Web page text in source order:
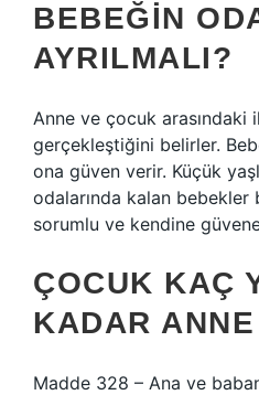
BEBEĞIN
AYRILMALI?
Anne ve çocuk arasındaki
gerçekleştiğini belirler.
ona güven verir. Küçük
odalarında kalan bebekler
sorumlu ve kendine
ÇOCUK KAÇ
KADAR
Madde 328 – Ana ve